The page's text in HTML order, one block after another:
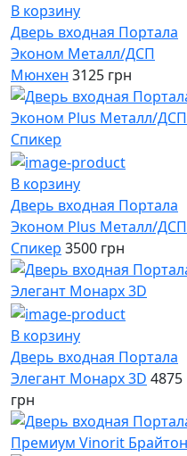
В корзину
Дверь входная Портала
Эконом Металл/ДСП
Мюнхен 3125 грн
В корзину
Дверь входная Портала
Эконом Plus Металл/ДСП
Спикер 3500 грн
В корзину
Дверь входная Портала
Элегант Монарх 3D 4875
грн